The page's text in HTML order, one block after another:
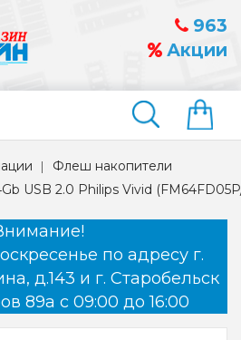
963
Акции
Найти
Флеш накопители
USB 2.0 Philips Vivid
по адресу г.
д.143 и г. Старобельск
89а с 09:00 до 16:00